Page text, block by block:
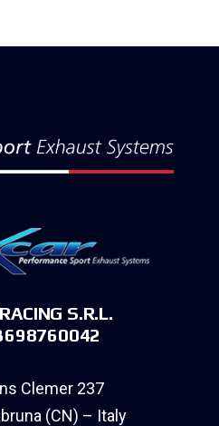
S.R.L.
Clemer 237
(CN) – Italy